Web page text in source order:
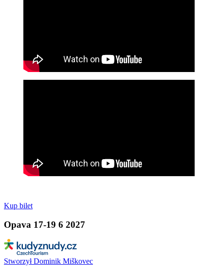
Kup bilet
Opava 17-19 6 2027
Stworzył Dominik Miškovec